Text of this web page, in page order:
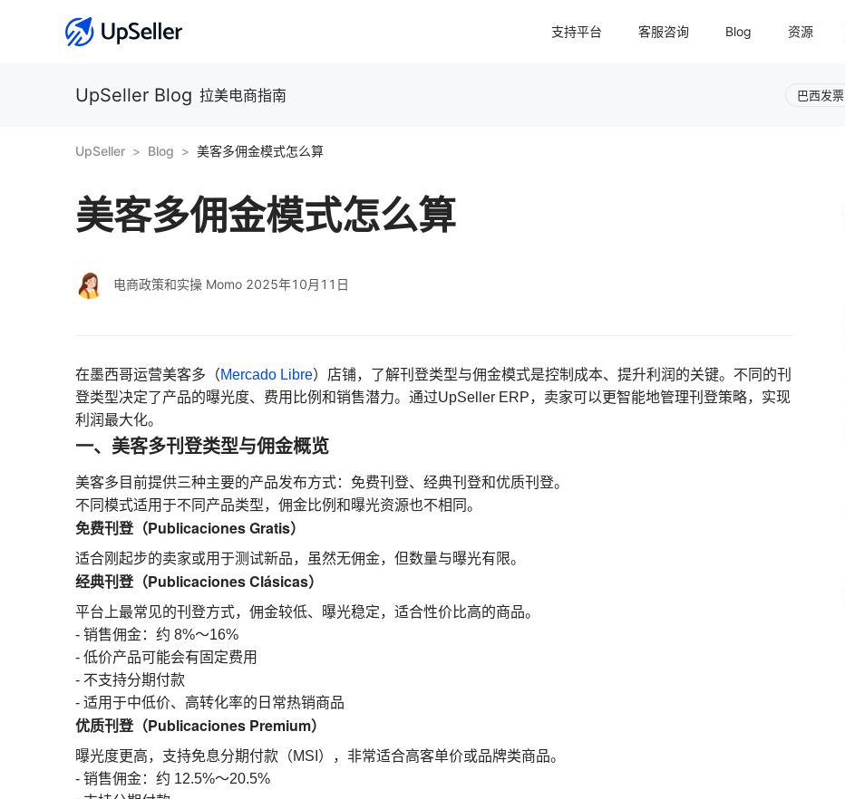
支持平台 客服咨询 Blog 资源
UpSeller Blog 拉美电商指南 巴西发票
UpSeller Blog 美客多佣金模式怎么算
美客多佣金模式怎么算
电商政策和实操 Momo 2025年10月11日
在墨西哥运营美客多（Mercado Libre）店铺，了解刊登类型与佣金模式是控制成本、提升利润的关键。不同的刊
登类型决定了产品的曝光度、费用比例和销售潜力。通过UpSeller ERP，卖家可以更智能地管理刊登策略，实现
利润最大化。
一、美客多刊登类型与佣金概览
美客多目前提供三种主要的产品发布方式：免费刊登、经典刊登和优质刊登。
不同模式适用于不同产品类型，佣金比例和曝光资源也不相同。
免费刊登（Publicaciones Gratis）
适合刚起步的卖家或用于测试新品，虽然无佣金，但数量与曝光有限。
经典刊登（Publicaciones Clásicas）
平台上最常见的刊登方式，佣金较低、曝光稳定，适合性价比高的商品。
- 销售佣金：约 8%～16%
- 低价产品可能会有固定费用
- 不支持分期付款
- 适用于中低价、高转化率的日常热销商品
优质刊登（Publicaciones Premium）
曝光度更高，支持免息分期付款（MSI），非常适合高客单价或品牌类商品。
- 销售佣金：约 12.5%～20.5%